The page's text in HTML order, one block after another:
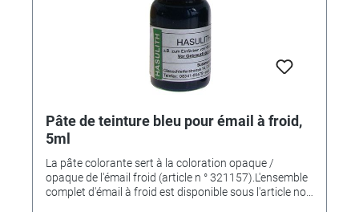
Pâte de teinture bleu pour émail à froid,
5ml
La pâte colorante sert à la coloration opaque /
opaque de l'émail froid (article n ° 321157).L'ensemble
complet d'émail à froid est disponible sous l'article no.